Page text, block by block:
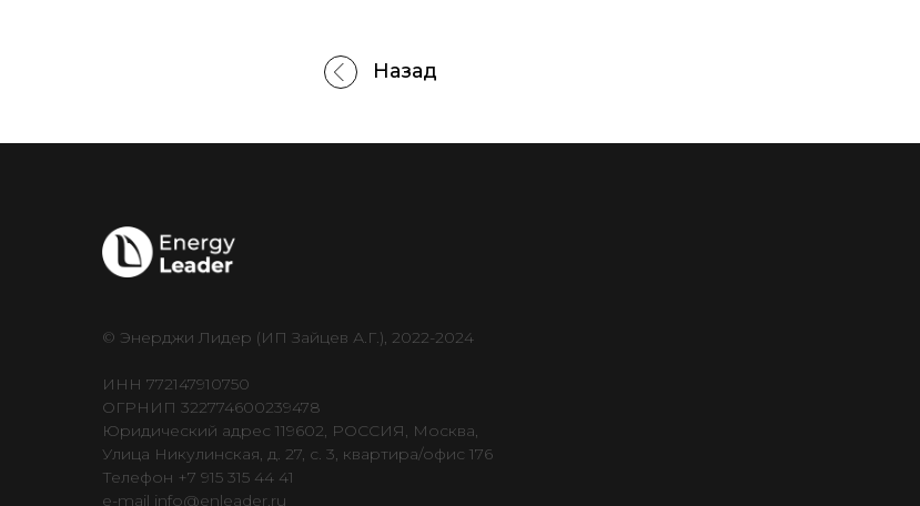
Назад
© Энерджи Лидер (ИП Зайцев А.Г.), 2022-2024
ИНН 772147910750
ОГРНИП 322774600239478
Юридический адрес 119602, РОССИЯ, Москва,
Улица Никулинская, д. 27, c. 3, квартира/офис 176
Телефон +7 915 315 44 41
e-mail info@enleader.ru